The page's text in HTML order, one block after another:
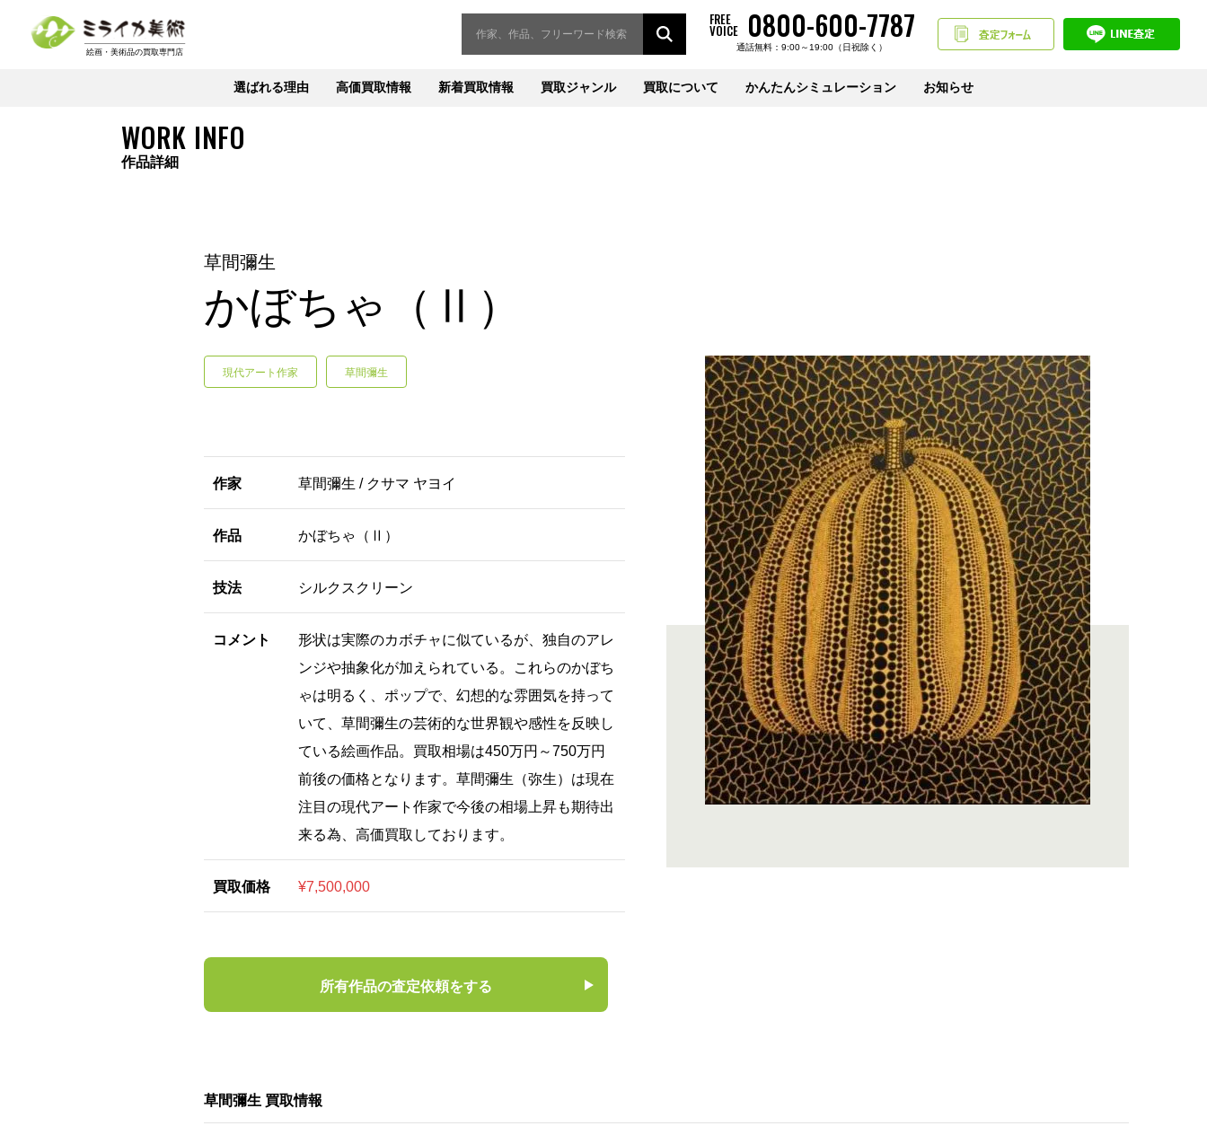
FREE
VOICE 0800-600-7787
通話無料：9:00～19:00（日祝除く）
選ばれる理由 高価買取情報 新着買取情報 買取ジャンル 買取について かんたんシミュレーション お知らせ
WORK INFO
作品詳細
草間彌生
かぼちゃ（Ⅱ）
現代アート作家 草間彌生
作家 草間彌生 / クサマ ヤヨイ
作品 かぼちゃ（Ⅱ）
技法 シルクスクリーン
コメント
形状は実際のカボチャに似ているが、独自のアレ
ンジや抽象化が加えられている。これらのかぼち
ゃは明るく、ポップで、幻想的な雰囲気を持って
いて、草間彌生の芸術的な世界観や感性を反映し
ている絵画作品。買取相場は450万円～750万円
前後の価格となります。草間彌生（弥生）は現在
注目の現代アート作家で今後の相場上昇も期待出
来る為、高価買取しております。
買取価格 ¥7,500,000
所有作品の査定依頼をする
草間彌生 買取情報